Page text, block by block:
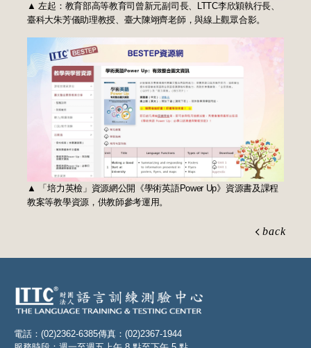
▲ 左起：教育部高等教育司曾新元副司長、LTTC李欣穎執行長、
臺科大朱芳儀助理教授、臺大陳翊齊老師，與線上觀眾合影。
▲ 「培力英檢」資源網公開《學術英語Power Up》資源書及課程
教案等教學資源，供教師參考運用。
back
電話：(02)2362-6385傳真：(02)2367-1944